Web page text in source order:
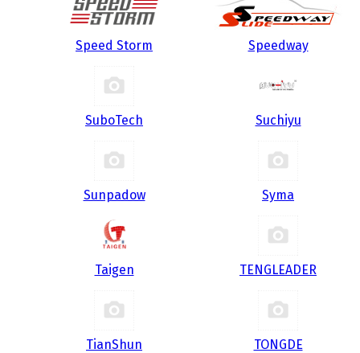
Speed Storm Speedway
SuboTech Suchiyu
Sunpadow Syma
Taigen TENGLEADER
TianShun TONGDE